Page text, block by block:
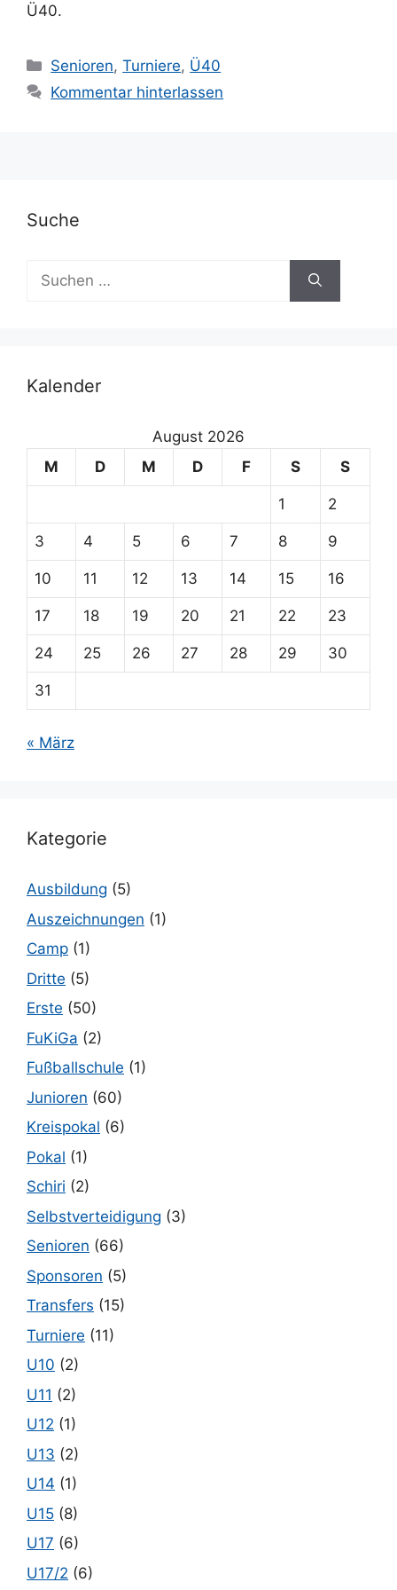
Ü40.
Kategorien
Senioren,Turniere, Ü40
Kommentar hinterlassen
Suche
nach:
Kalender
August 2026
M
D M D F S S
1 2
3 4 5 6 7 8 9
10 11 12 13 14 15 16
17 18 19 20 21 22 23
24 25 26 27 28 29 30
31
« März
Kategorie
Ausbildung (5)
Auszeichnungen (1)
Camp (1)
Dritte (5)
Erste (50)
FuKiGa (2)
Fußballschule (1)
Junioren (60)
Kreispokal (6)
Pokal (1)
Schiri (2)
Selbstverteidigung (3)
Senioren (66)
Sponsoren (5)
Transfers (15)
Turniere (11)
U10 (2)
U11 (2)
U12 (1)
U13 (2)
U14 (1)
U15 (8)
U17 (6)
U17/2 (6)